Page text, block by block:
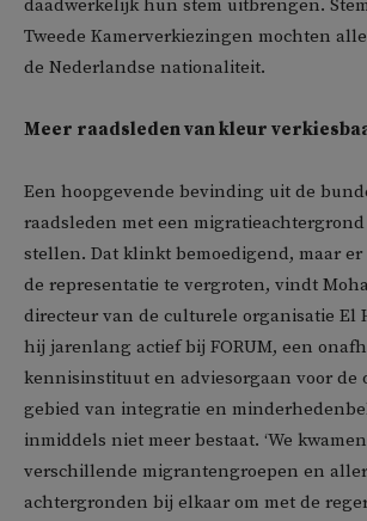
daadwerkelijk hun stem uitbrengen.
Tweede Kamerverkiezingen mochten
de Nederlandse nationaliteit.
Meer raadsleden van kleur
Een hoopgevende bevinding uit de
raadsleden met een
stellen. Dat klinkt bemoedigend, maar er
de representatie te vergroten, vindt
directeur van de culturele organisatie El
hij jarenlang actief bij FORUM, een
kennisinstituut en adviesorgaan voor de
gebied van integratie en
inmiddels niet meer bestaat. ‘We
verschillende migrantengroepen en
achtergronden bij elkaar om met de